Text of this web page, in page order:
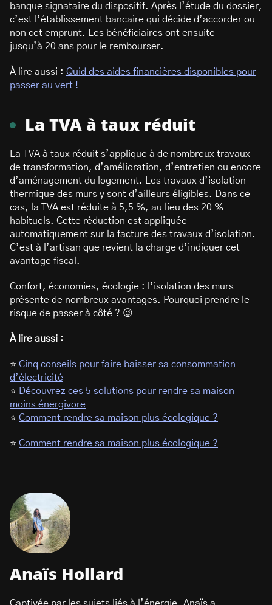
banque signataire du dispositif. Après l’étude du dossier,
c’est l’établissement bancaire qui décide d’accorder ou
non cet emprunt. Les bénéficiaires ont ensuite
jusqu’à 20 ans pour le rembourser.
À lire aussi : Quid des aides financières disponibles pour
passer au vert !
La TVA à taux réduit
La TVA à taux réduit s’applique à de nombreux travaux
de transformation, d’amélioration, d’entretien ou encore
d’aménagement du logement. Les travaux d’isolation
thermique des murs y sont d’ailleurs éligibles. Dans ce
cas, la TVA est réduite à 5,5 %, au lieu des 20 %
habituels. Cette réduction est appliquée
automatiquement sur la facture des travaux d’isolation.
C’est à l’artisan que revient la charge d’indiquer cet
avantage fiscal.
Confort, économies, écologie : l’isolation des murs
présente de nombreux avantages. Pourquoi prendre le
risque de passer à côté ? 😉
À lire aussi :
⭐ Cinq conseils pour faire baisser sa consommation
d’électricité
⭐ Découvrez ces 5 solutions pour rendre sa maison
moins énergivore
⭐ Comment rendre sa maison plus écologique ?
⭐ Comment rendre sa maison plus écologique ?
Anaïs Hollard
Captivée par les sujets liés à l’énergie, Anaïs a